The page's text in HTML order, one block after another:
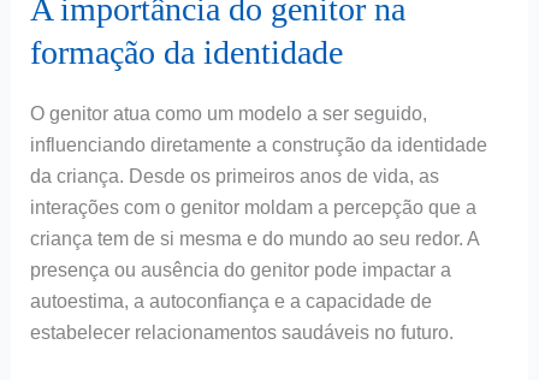
A importância do genitor na
formação da identidade
O genitor atua como um modelo a ser seguido,
influenciando diretamente a construção da identidade
da criança. Desde os primeiros anos de vida, as
interações com o genitor moldam a percepção que a
criança tem de si mesma e do mundo ao seu redor. A
presença ou ausência do genitor pode impactar a
autoestima, a autoconfiança e a capacidade de
estabelecer relacionamentos saudáveis no futuro.